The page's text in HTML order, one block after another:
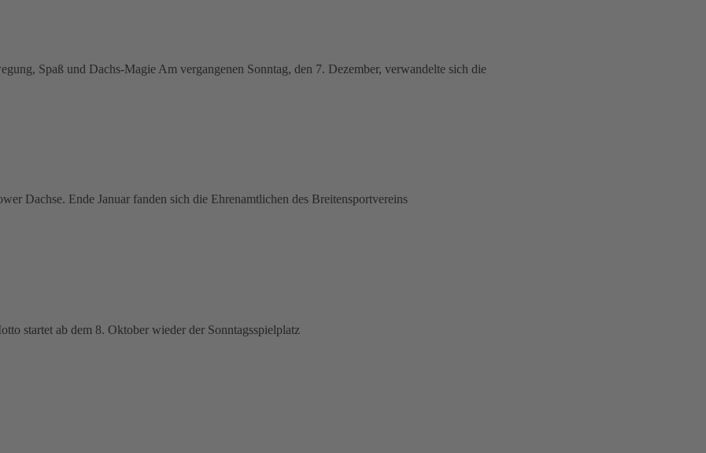
Spaß und Dachs-Magie Am vergangenen Sonntag, den 7. Dezember, verwandelte sich die
Dachse. Ende Januar fanden sich die Ehrenamtlichen des Breitensportvereins
startet ab dem 8. Oktober wieder der Sonntagsspielplatz